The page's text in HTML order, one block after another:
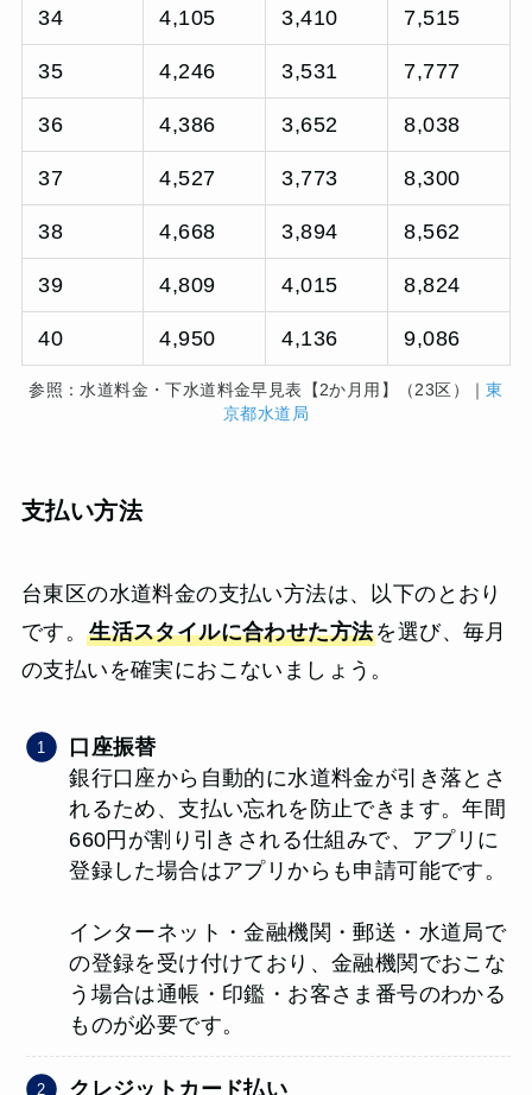
34 4,105 3,410 7,515
35 4,246 3,531 7,777
36 4,386 3,652 8,038
37 4,527 3,773 8,300
38 4,668 3,894 8,562
39 4,809 4,015 8,824
40 4,950 4,136 9,086
参照：水道料金・下水道料金早見表【2か月用】（23区）｜東
京都水道局
支払い方法
台東区の水道料金の支払い方法は、以下のとおり
です。生活スタイルに合わせた方法を選び、毎月
の支払いを確実におこないましょう。
口座振替
銀行口座から自動的に水道料金が引き落とさ
れるため、支払い忘れを防止できます。年間
660円が割り引きされる仕組みで、アプリに
登録した場合はアプリからも申請可能です。
インターネット・金融機関・郵送・水道局で
の登録を受け付けており、金融機関でおこな
う場合は通帳・印鑑・お客さま番号のわかる
ものが必要です。
クレジットカード払い